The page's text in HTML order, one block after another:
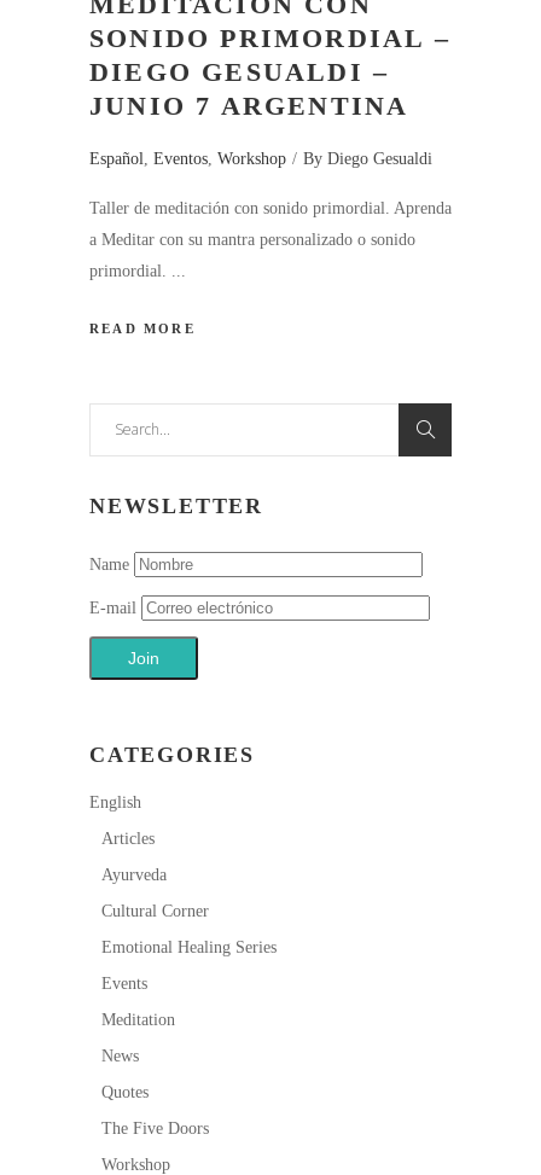
SONIDO PRIMORDIAL –
DIEGO GESUALDI –
JUNIO 7 ARGENTINA
Español, Eventos, Workshop By Diego Gesualdi
Taller de meditación con sonido primordial. Aprenda
a Meditar con su mantra personalizado o sonido
primordial.
READ MORE
NEWSLETTER
Name
E-mail
CATEGORIES
English
Articles
Ayurveda
Cultural Corner
Emotional Healing Series
Events
Meditation
News
Quotes
The Five Doors
Workshop